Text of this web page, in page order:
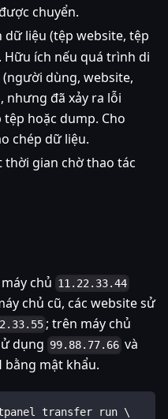
chuyển.
dữ liệu (tệp website, tệp
ích nếu quá trình di
dùng, website,
nhưng đã xảy ra lỗi
hoặc dump. Cho
chép dữ liệu.
thời gian chờ thao tác
chủ 11.22.33.44
chủ cũ, các website sử
; trên máy chủ
dụng 99.88.77.66 và
bằng mật khẩu.
transfer run \